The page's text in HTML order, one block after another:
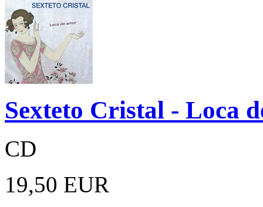
Sexteto Cristal - Loca
CD
19,50 EUR